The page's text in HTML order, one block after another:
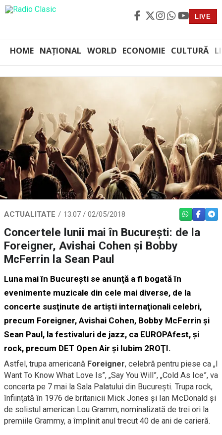
LIVE
HOME NAȚIONAL WORLD ECONOMIE CULTURĂ
ACTUALITATE 13:07 / 02/05/2018 WHATSAPP
Concertele lunii mai în Bucureşti: de la
Foreigner, Avishai Cohen şi Bobby
McFerrin la Sean Paul
Luna mai în Bucureşti se anunţă a fi bogată în
evenimente muzicale din cele mai diverse, de la
concerte susţinute de artişti internaţionali celebri,
precum Foreigner, Avishai Cohen, Bobby McFerrin şi
Sean Paul, la festivaluri de jazz, ca EUROPAfest, şi
rock, precum DET Open Air şi Iubim 2ROŢI.
Astfel, trupa americană Foreigner, celebră pentru piese ca „I
Want To Know What Love Is”, „Say You Will”, „Cold As Ice”, va
concerta pe 7 mai la Sala Palatului din Bucureşti. Trupa rock,
înfiinţată în 1976 de britanicii Mick Jones şi Ian McDonald şi
de solistul american Lou Gramm, nominalizată de trei ori la
premiile Grammy, a împlinit anul trecut 40 de ani de carieră.